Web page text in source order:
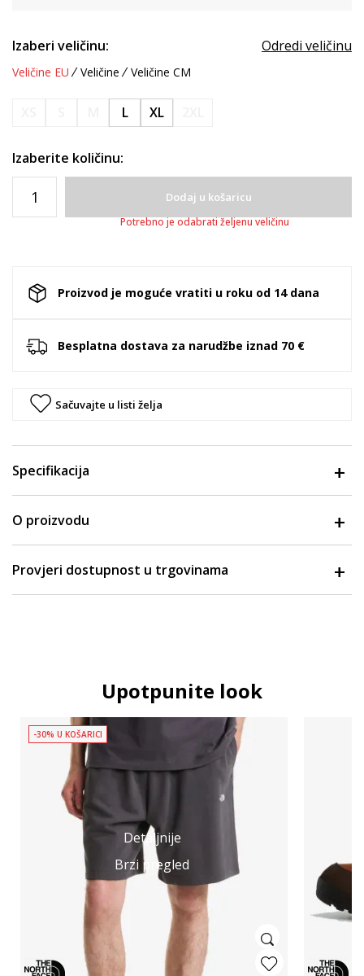
Izaberi veličinu: Odredi veličinu
Veličine EU Veličine Veličine CM
L XL
Izaberite količinu:
Dodaj u košaricu
Potrebno je odabrati željenu veličinu
Proizvod je moguće vratiti u roku od 14 dana
Besplatna dostava za narudžbe iznad 70 €
Sačuvajte u listi želja
Specifikacija
O proizvodu
Provjeri dostupnost u trgovinama
Upotpunite look
Detaljnije
Brzi pregled
-30% U KOŠARICI